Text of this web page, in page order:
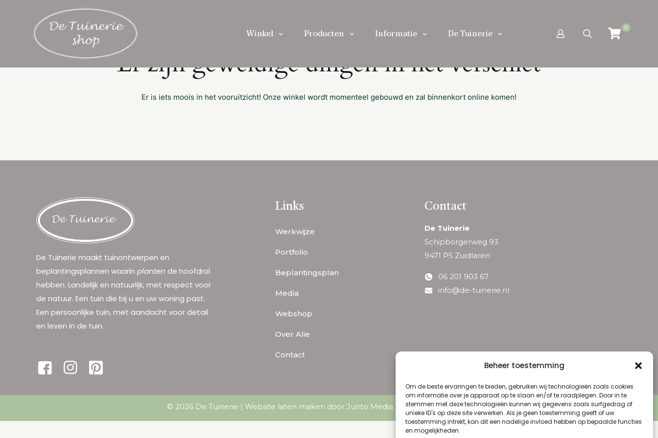
Beheer toestemming
Om de beste ervaringen te bieden, gebruiken wij technologieën zoals cookies
om informatie over je apparaat op te slaan en/of te raadplegen. Door in te
stemmen met deze technologieën kunnen wij gegevens zoals surfgedrag of
unieke ID's op deze site verwerken. Als je geen toestemming geeft of uw
toestemming intrekt, kan dit een nadelige invloed hebben op bepaalde functies
en mogelijkheden.
Winkel Producten Informatie De Tuinerie 0
Er zijn geweldige dingen in het verschiet
Er is iets moois in het vooruitzicht! Onze winkel wordt momenteel gebouwd en zal binnenkort online komen!
De Tuinerie maakt tuinontwerpen en
beplantingsplannen waarin planten de hoofdrol
hebben. Landelijk en natuurlijk, met respect voor
de natuur. Een tuin die bij u en uw woning past.
Een persoonlijke tuin, met aandacht voor detail
en leven in de tuin.
Links
Werkwijze
Portfolio
Beplantingsplan
Media
Webshop
Over Alie
Contact
Contact
De Tuinerie
Schipborgerweg 93
9471 PS Zuidlaren
06 201 903 67
info@de-tuinerie.nl
© 2026 De Tuinerie | Website laten maken door Junto Media Algemene Voorwaarden